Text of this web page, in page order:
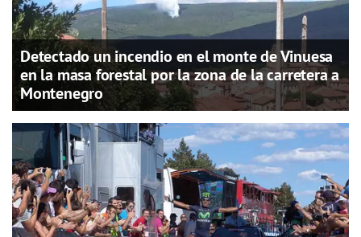
Detectado un incendio en el monte de Vinuesa
en la masa forestal por la zona de la carretera a
Montenegro